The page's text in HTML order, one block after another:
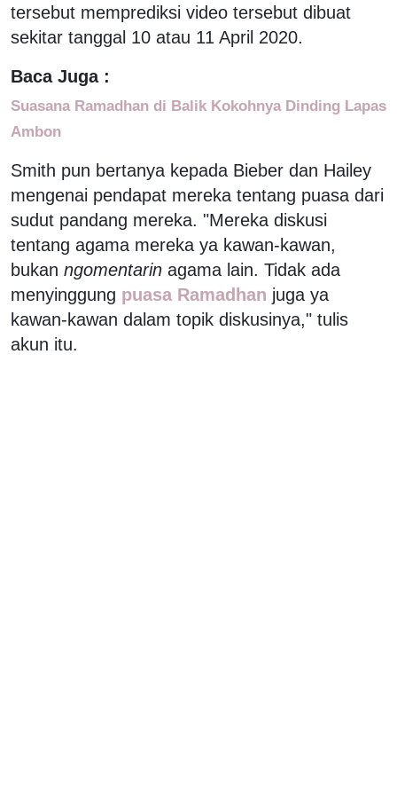
tersebut memprediksi video tersebut dibuat
sekitar tanggal 10 atau 11 April 2020.
Baca Juga :
Suasana Ramadhan di Balik Kokohnya Dinding Lapas
Ambon
Smith pun bertanya kepada Bieber dan Hailey
mengenai pendapat mereka tentang puasa dari
sudut pandang mereka. "Mereka diskusi
tentang agama mereka ya kawan-kawan,
bukan ngomentarin agama lain. Tidak ada
menyinggung puasa Ramadhan juga ya
kawan-kawan dalam topik diskusinya," tulis
akun itu.